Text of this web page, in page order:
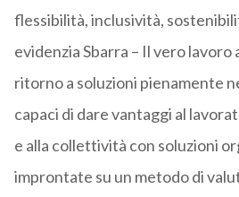
flessibilità, inclusività,
evidenzia Sbarra – Il vero lavoro
ritorno a soluzioni pienamente
capaci di dare vantaggi al
e alla collettività con soluzioni
improntate su un metodo di